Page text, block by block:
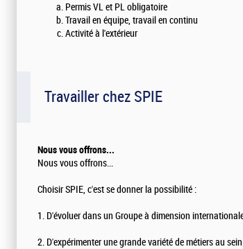
Permis VL et PL obligatoire
Travail en équipe, travail en continu
Activité à l'extérieur
Travailler chez SPIE
Nous vous offrons...
Nous vous offrons...
Choisir SPIE, c'est se donner la possibilité :
1. D'évoluer dans un Groupe à dimension
2. D'expérimenter une grande variété de métiers au